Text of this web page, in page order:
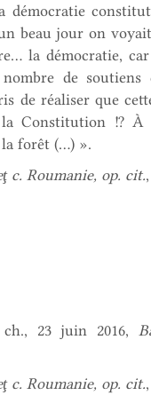
démocratie
beau jour on
la démocratie,
de soutiens
de réaliser que
Constitution !? À
la forêt (…) ».
c. Roumanie, op. cit.
23 juin 2016,
c. Roumanie, op. cit.